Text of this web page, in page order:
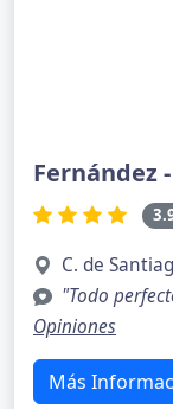
Fernández
C. de
"Todo
Opiniones
Más